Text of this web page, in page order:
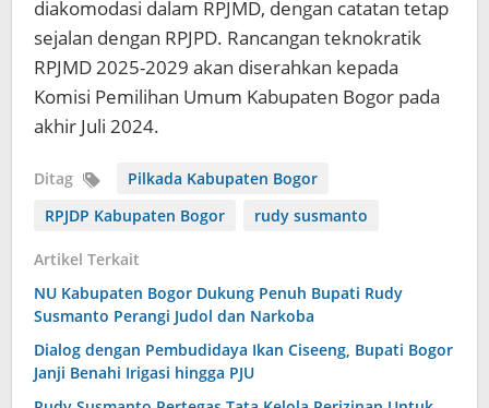
diakomodasi dalam RPJMD, dengan catatan tetap
sejalan dengan RPJPD. Rancangan teknokratik
RPJMD 2025-2029 akan diserahkan kepada
Komisi Pemilihan Umum Kabupaten Bogor pada
akhir Juli 2024.
Ditag
Pilkada Kabupaten Bogor
RPJDP Kabupaten Bogor
rudy susmanto
Artikel Terkait
NU Kabupaten Bogor Dukung Penuh Bupati Rudy
Susmanto Perangi Judol dan Narkoba
Dialog dengan Pembudidaya Ikan Ciseeng, Bupati Bogor
Janji Benahi Irigasi hingga PJU